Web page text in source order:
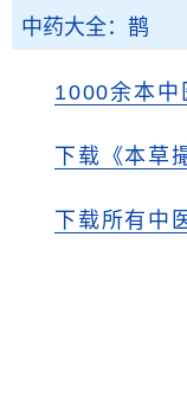
中药大全：鹊
1000余本中
下载《本草
下载所有中